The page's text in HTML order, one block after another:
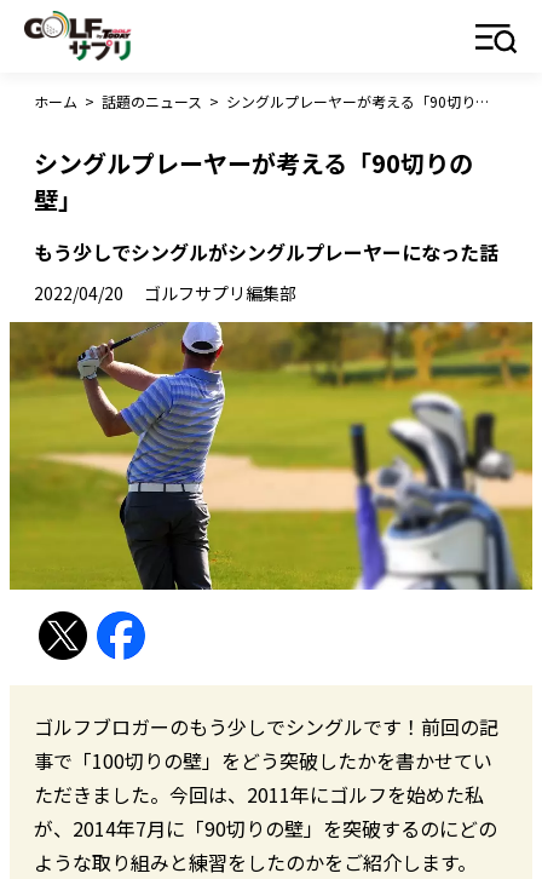
ホーム > 話題のニュース > シングルプレーヤーが考える「90切りの壁」
シングルプレーヤーが考える「90切りの
壁」
もう少しでシングルがシングルプレーヤーになった話
2022/04/20 ゴルフサプリ編集部
ゴルフブロガーのもう少しでシングルです！前回の記
事で「100切りの壁」をどう突破したかを書かせてい
ただきました。今回は、2011年にゴルフを始めた私
が、2014年7月に「90切りの壁」を突破するのにどの
ような取り組みと練習をしたのかをご紹介します。